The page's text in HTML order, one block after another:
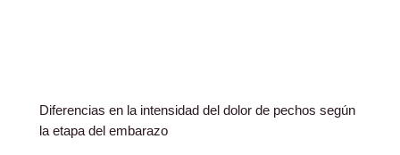
Diferencias en la intensidad del dolor de pechos según
la etapa del embarazo